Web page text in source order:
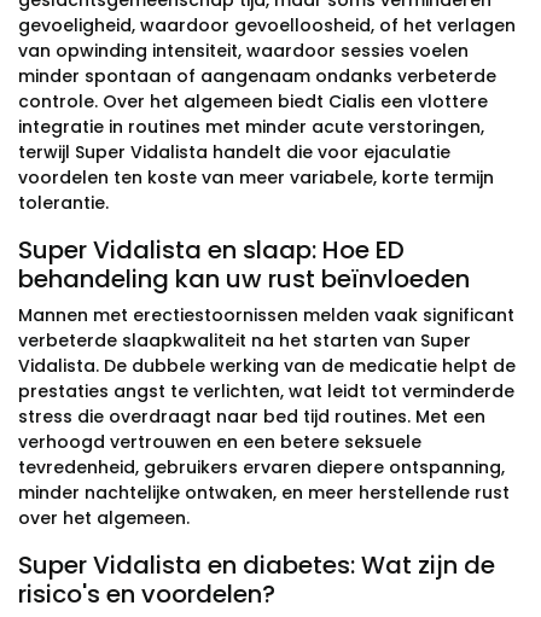
gevoeligheid, waardoor gevoelloosheid, of het verlagen
van opwinding intensiteit, waardoor sessies voelen
minder spontaan of aangenaam ondanks verbeterde
controle. Over het algemeen biedt Cialis een vlottere
integratie in routines met minder acute verstoringen,
terwijl Super Vidalista handelt die voor ejaculatie
voordelen ten koste van meer variabele, korte termijn
tolerantie.
Super Vidalista en slaap: Hoe ED
behandeling kan uw rust beïnvloeden
Mannen met erectiestoornissen melden vaak significant
verbeterde slaapkwaliteit na het starten van Super
Vidalista. De dubbele werking van de medicatie helpt de
prestaties angst te verlichten, wat leidt tot verminderde
stress die overdraagt naar bed tijd routines. Met een
verhoogd vertrouwen en een betere seksuele
tevredenheid, gebruikers ervaren diepere ontspanning,
minder nachtelijke ontwaken, en meer herstellende rust
over het algemeen.
Super Vidalista en diabetes: Wat zijn de
risico's en voordelen?